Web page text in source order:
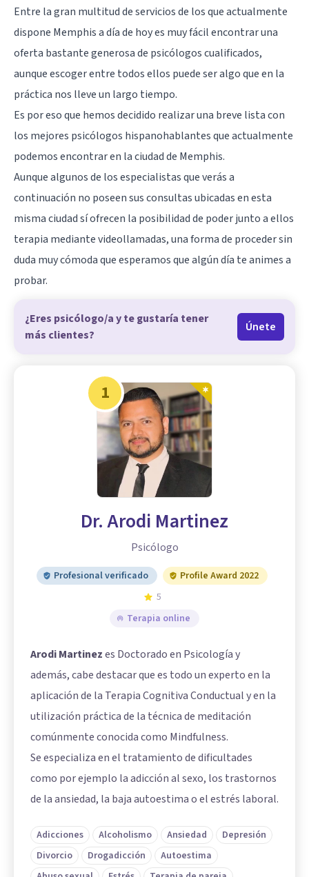
Entre la gran multitud de servicios de los que actualmente
dispone Memphis a día de hoy es muy fácil encontrar una
oferta bastante generosa de psicólogos cualificados,
aunque escoger entre todos ellos puede ser algo que en la
práctica nos lleve un largo tiempo.
Es por eso que hemos decidido realizar una breve lista con
los mejores psicólogos hispanohablantes que actualmente
podemos encontrar en la ciudad de Memphis.
Aunque algunos de los especialistas que verás a
continuación no poseen sus consultas ubicadas en esta
misma ciudad sí ofrecen la posibilidad de poder junto a ellos
terapia mediante videollamadas, una forma de proceder sin
duda muy cómoda que esperamos que algún día te animes a
probar.
¿Eres psicólogo/a y te gustaría tener
más clientes?
Únete
1
Dr. Arodi Martinez
Psicólogo
Profesional verificado
Profile Award 2022
5
Terapia online
Arodi Martinezes Doctorado en Psicología y
además, cabe destacar que es todo un experto en la
aplicación de la Terapia Cognitiva Conductual y en la
utilización práctica de la técnica de meditación
comúnmente conocida como Mindfulness.
Se especializa en el tratamiento de dificultades
como por ejemplo la adicción al sexo, los trastornos
de la ansiedad, la baja autoestima o el estrés laboral.
Adicciones Alcoholismo Ansiedad
Depresión
Divorcio
Drogadicción
Autoestima